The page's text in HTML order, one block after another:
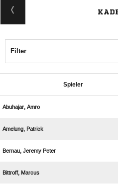
Filter
Spieler
 
 
  
 